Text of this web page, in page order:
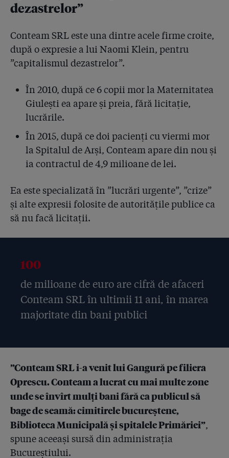
moarte? ”Nu plătim impozitele!” și indicații despre ”
teste ineficiente”. De ce i-au scăpat procurorii pe
șefii laboratorului Unilab deși aceștia i-au mințit?!
experimentale”! Pe milioane de români din spitale!
Medicii izbucnesc după dezvăluirile din dosarul penal
e puțin spus!”
Agenția de presă a Rusiei dezinformează în cazul
Hexi Pharma exact cu argumentele mogulilor sănătății
4.62
STENOGRAME: Șefii Hexi Pharma înregistrați de
procurori cum se încurajau între ei că-i ajută
comunicatul SRI și că ”de undeva o să vină scăpare”!
va rezolva conflictul dintre tribunale
4.64
Suferința victimelor Hexi Pharma, prea mare pentru o
justiție neîncăpătoare
Veselie la judecata Hexi! ”Onorată instanță, eu mă
4.66
Din cele 132 de spitale care s-au constituit parte
păgubită în dosarul Hexi Pharma, doar unul și-a trimis
avocatul la termenul de ieri!
4.67
Hexi Pharma dă vina pe spitale și pe medici:
”Depozitau dezinfectanții în magazii cu geamuri
sparte, iar doctorii le recomandau, deci sunt bune!”
4.68 Trei ani de la incendiul din Colectiv: ”Jur să spun
dezastrelor”
Conteam SRL este una dintre acele firme croite,
după o expresie a lui Naomi Klein, pentru
”capitalismul dezastrelor”.
În 2010, după ce 6 copii mor la Maternitatea
Giulești ea apare și preia, fără licitație,
lucrările.
În 2015, după ce doi pacienți cu viermi mor
la Spitalul de Arși, Conteam apare din nou și
ia contractul de 4,9 milioane de lei.
Ea este specializată în ”lucrări urgente”, ”crize”
și alte expresii folosite de autoritățile publice ca
să nu facă licitații.
100
de milioane de euro are cifră de afaceri
Conteam SRL în ultimii 11 ani, în marea
majoritate din bani publici
”Conteam SRL i-a venit lui Gangură pe filiera
Oprescu. Conteam a lucrat cu mai multe zone
unde se învîrt mulți bani fără ca publicul să
bage de seamă: cimitirele bucureștene,
Biblioteca Municipală și spitalele Primăriei”,
spune aceeași sursă din administrația
Bucureștiului.